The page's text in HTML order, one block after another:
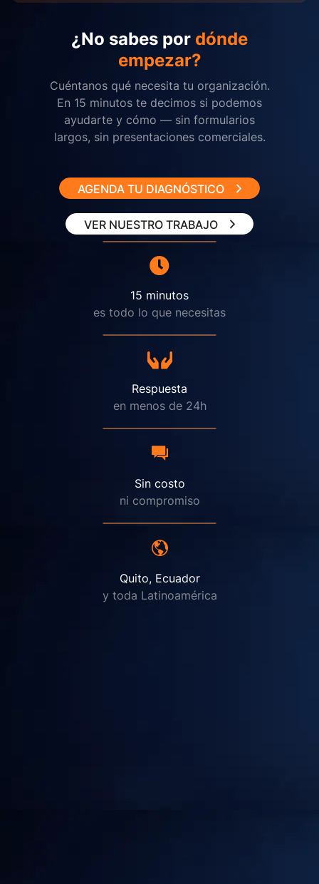
¿No sabes por dónde
empezar?
Cuéntanos qué necesita tu organización.
En 15 minutos te decimos si podemos
ayudarte y cómo — sin formularios
largos, sin presentaciones comerciales.
AGENDA TU DIAGNÓSTICO
VER NUESTRO TRABAJO
15 minutos
es todo lo que necesitas
Respuesta
en menos de 24h
Sin costo
ni compromiso
Quito, Ecuador
y toda Latinoamérica